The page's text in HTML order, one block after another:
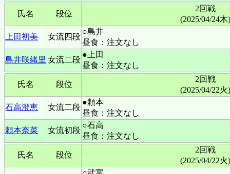
氏名 段位
2回戦
(2025/04/24木)
上田初美
女流四段
○島井
昼食：注文なし
島井咲緒里 女流二段
●上田
昼食：注文なし
氏名 段位
2回戦
(2025/04/22火)
石高澄恵
女流二段
●頼本
昼食：注文なし
頼本奈菜
女流初段
○石高
昼食：注文なし
氏名 段位
2回戦
(2025/04/22火)